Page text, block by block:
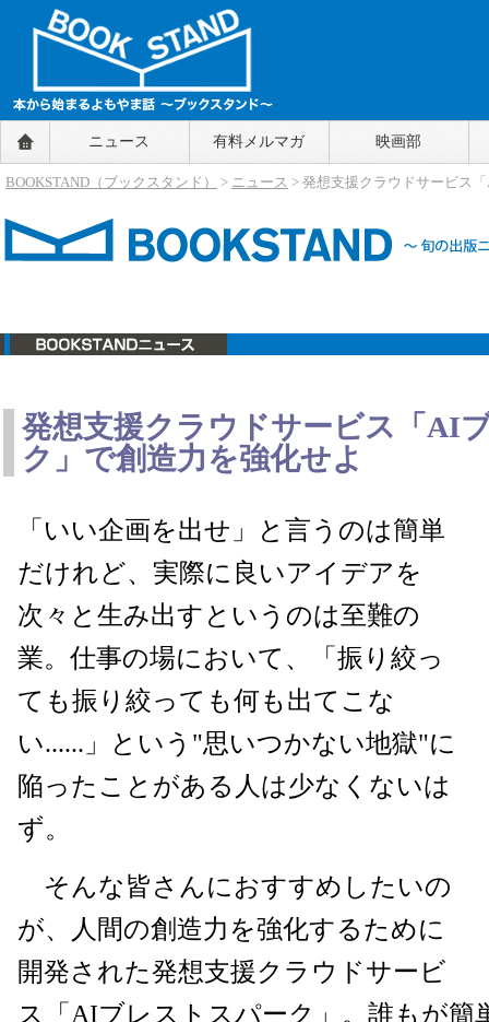
BOOKSTAND（ブックスタンド）
～本から始まるよもやま話～
BOOKSTAND（ブ
ニュース 有料メルマガ 映画部
BOOKSTAND（ブックスタンド） > ニュース > 発想支援クラウドサービス
発想支援クラウドサービス「AI
ク」で創造力を強化せよ
「いい企画を出せ」と言うのは簡単
だけれど、実際に良いアイデアを
次々と生み出すというのは至難の
業。仕事の場において、「振り絞っ
ても振り絞っても何も出てこな
い......」という"思いつかない地獄"に
陥ったことがある人は少なくないは
ず。
そんな皆さんにおすすめしたいの
が、人間の創造力を強化するために
開発された発想支援クラウドサービ
ス「AIブレストスパーク」。誰もが簡